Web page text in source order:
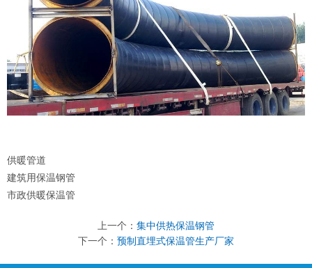
供暖管道
建筑用保温钢管
市政供暖保温管
上一个： 集中供热保温钢管
下一个： 预制直埋式保温管生产厂家